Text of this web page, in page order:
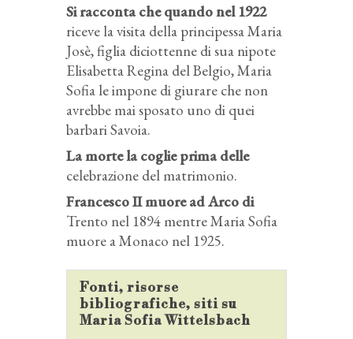
Si racconta che quando nel 1922
riceve la visita della principessa Maria
Josè, figlia diciottenne di sua nipote
Elisabetta Regina del Belgio, Maria
Sofia le impone di giurare che non
avrebbe mai sposato uno di quei
barbari Savoia.
La morte la coglie prima delle
celebrazione del matrimonio.
Francesco II muore ad Arco di
Trento nel 1894 mentre Maria Sofia
muore a Monaco nel 1925.
Fonti, risorse
bibliografiche, siti su
Maria Sofia Wittelsbach